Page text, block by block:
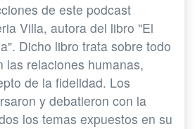
de este podcast
Villa, autora del libro "El
Dicho libro trata sobre todo
las relaciones humanas,
de la fidelidad. Los
y debatieron con la
los temas expuestos en su